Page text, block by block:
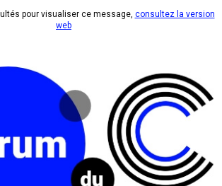
pour visualiser ce message, consultez la version
web